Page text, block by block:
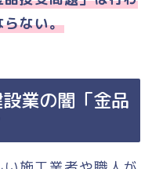
らない。
業の闇「金品